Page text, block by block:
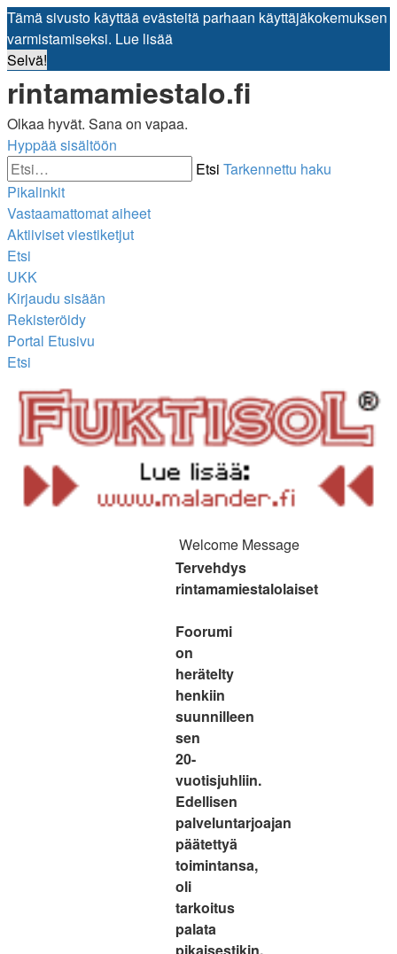
Tämä sivusto käyttää evästeitä parhaan käyttäjäkokemuksen
varmistamiseksi. Lue lisää
Selvä!
rintamamiestalo.fi
Olkaa hyvät. Sana on vapaa.
Hyppää sisältöön
Etsi Tarkennettu haku
Pikalinkit
Vastaamattomat aiheet
Aktiiviset viestiketjut
Etsi
UKK
Kirjaudu sisään
Rekisteröidy
Portal Etusivu
Etsi
Welcome Message
Tervehdys
rintamamiestalolaiset
Foorumi
on
herätelty
henkiin
suunnilleen
sen
20-
vuotisjuhliin.
Edellisen
palveluntarjoajan
päätettyä
toimintansa,
oli
tarkoitus
palata